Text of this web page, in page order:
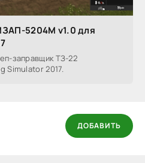
5204М v1.0 для
заправщик ТЗ-22
Simulator 2017.
ДОБАВИТЬ